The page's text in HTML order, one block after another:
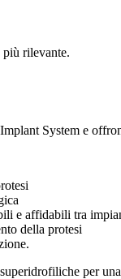
più rilevante.
System e
e affidabili tra
della protesi
per